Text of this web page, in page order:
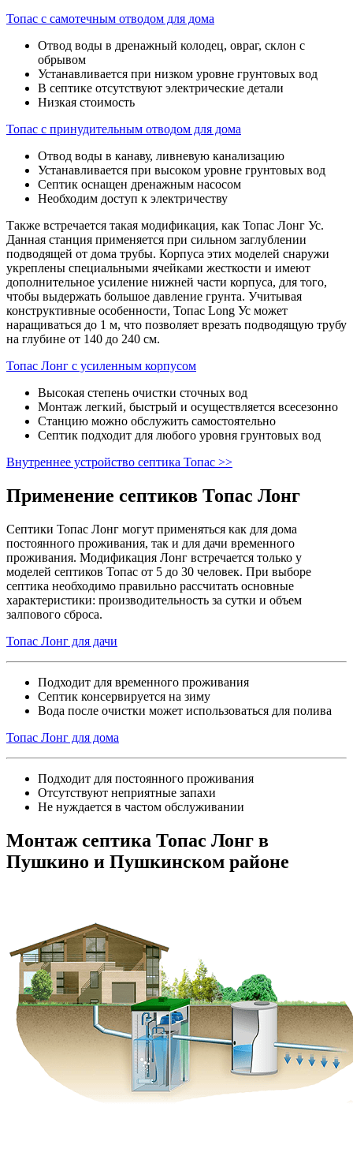
Топас с самотечным отводом для дома
Отвод воды в дренажный колодец, овраг, склон с
обрывом
Устанавливается при низком уровне грунтовых вод
В септике отсутствуют электрические детали
Низкая стоимость
Топас с принудительным отводом для дома
Отвод воды в канаву, ливневую канализацию
Устанавливается при высоком уровне грунтовых вод
Септик оснащен дренажным насосом
Необходим доступ к электричеству
Также встречается такая модификация, как Топас Лонг Ус.
Данная станция применяется при сильном заглублении
подводящей от дома трубы. Корпуса этих моделей снаружи
укреплены специальными ячейками жесткости и имеют
дополнительное усиление нижней части корпуса, для того,
чтобы выдержать большое давление грунта. Учитывая
конструктивные особенности, Топас Long Ус может
наращиваться до 1 м, что позволяет врезать подводящую трубу
на глубине от 140 до 240 см.
Топас Лонг с усиленным корпусом
Высокая степень очистки сточных вод
Монтаж легкий, быстрый и осуществляется всесезонно
Станцию можно обслужить самостоятельно
Септик подходит для любого уровня грунтовых вод
Внутреннее устройство септика Топас >>
Применение септиков Топас Лонг
Септики Топас Лонг могут применяться как для дома
постоянного проживания, так и для дачи временного
проживания. Модификация Лонг встречается только у
моделей септиков Топас от 5 до 30 человек. При выборе
септика необходимо правильно рассчитать основные
характеристики: производительность за сутки и объем
залпового сброса.
Топас Лонг для дачи
Подходит для временного проживания
Септик консервируется на зиму
Вода после очистки может использоваться для полива
Топас Лонг для дома
Подходит для постоянного проживания
Отсутствуют неприятные запахи
Не нуждается в частом обслуживании
Монтаж септика Топас Лонг в
Пушкино и Пушкинском районе